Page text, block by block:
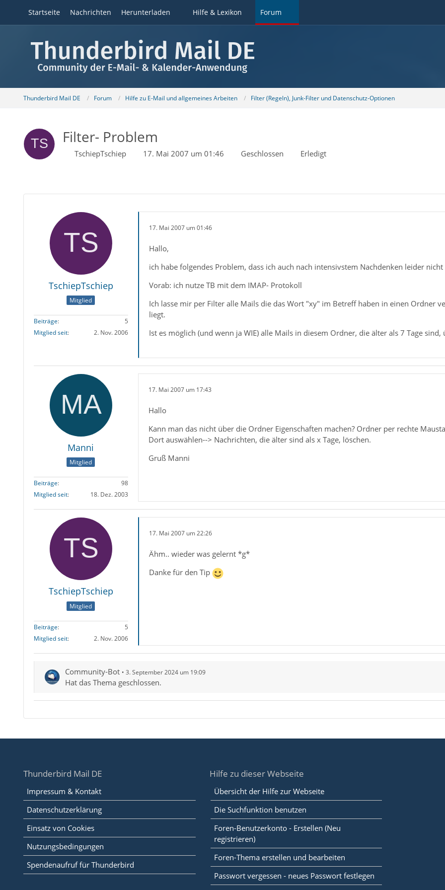
Startseite Nachrichten Herunterladen Hilfe & Lexikon Forum
Thunderbird Mail DE Forum Hilfe zu E-Mail und allgemeines Arbeiten Filter (Regeln), Junk-Filter und Datenschutz-Optionen
Filter- Problem
TschiepTschiep 17. Mai 2007 um 01:46 Geschlossen Erledigt
TschiepTschiep
Mitglied
Beiträge
5
Mitglied seit
2. Nov. 2006
17. Mai 2007 um 01:46
Hallo,
ich habe folgendes Problem, dass ich auch nach intensivstem Nachdenken leider
Vorab: ich nutze TB mit dem IMAP- Protokoll
Ich lasse mir per Filter alle Mails die das Wort "xy" im Betreff haben in einen Ordner
liegt.
Ist es möglich (und wenn ja WIE) alle Mails in diesem Ordner, die älter als 7 Tage sind,
Manni
Mitglied
Beiträge
98
Mitglied seit
18. Dez. 2003
17. Mai 2007 um 17:43
Hallo
Kann man das nicht über die Ordner Eigenschaften machen? Ordner per rechte
Dort auswählen--> Nachrichten, die älter sind als x Tage, löschen.
Gruß Manni
TschiepTschiep
Mitglied
Beiträge
5
Mitglied seit
2. Nov. 2006
17. Mai 2007 um 22:26
Ähm.. wieder was gelernt *g*
Danke für den Tip
Community-Bot 3. September 2024 um 19:09
Hat das Thema geschlossen.
Thunderbird Mail DE
Impressum & Kontakt
Datenschutzerklärung
Einsatz von Cookies
Nutzungsbedingungen
Spendenaufruf für Thunderbird
Hilfe zu dieser Webseite
Übersicht der Hilfe zur Webseite
Die Suchfunktion benutzen
Foren-Benutzerkonto - Erstellen (Neu
registrieren)
Foren-Thema erstellen und bearbeiten
Passwort vergessen - neues Passwort festlegen